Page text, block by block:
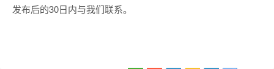
发布后的30日内与我们联系。